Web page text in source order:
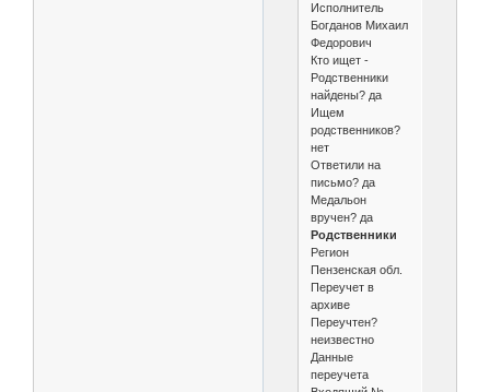
Исполнитель
Богданов Михаил
Федорович
Кто ищет -
Родственники
найдены? да
Ищем
родственников?
нет
Ответили на
письмо? да
Медальон
вручен? да
Родственники
Регион
Пензенская обл.
Переучет в
архиве
Переучтен?
неизвестно
Данные
переучета